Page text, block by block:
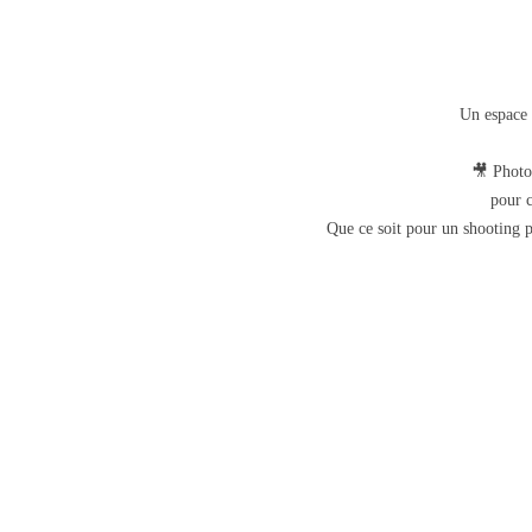
Un
🎥
pour
Que ce soit pour un shooting